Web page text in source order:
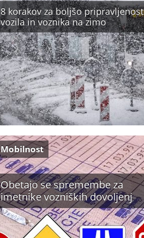
8 korakov za boljšo pripravljenost
vozila in voznika na zimo
Obetajo se spremembe za
imetnike vozniških dovoljenj
Mobilnost